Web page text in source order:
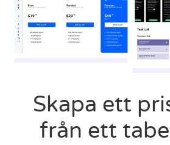
Skapa ett
från ett